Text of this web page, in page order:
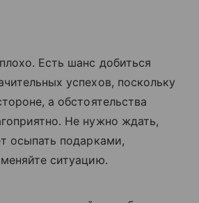
Есть шанс добиться
успехов, поскольку
а обстоятельства
Не нужно ждать,
осыпать подарками,
ситуацию.